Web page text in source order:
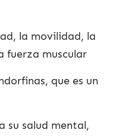
la movilidad, la
fuerza muscular
que es un
su salud mental,